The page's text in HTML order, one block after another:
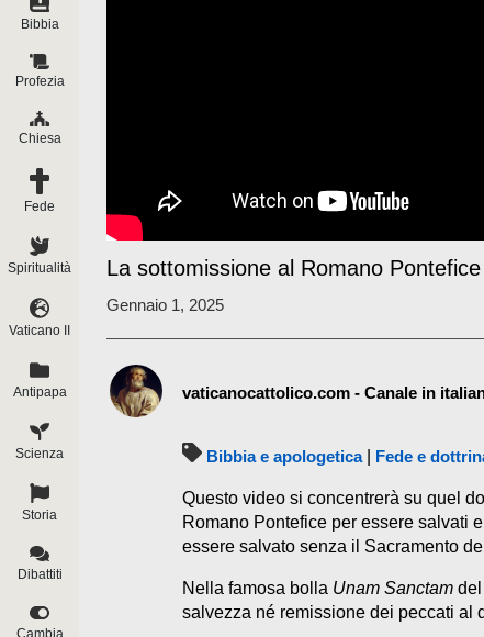
La sottomissione al Romano
Gennaio 1, 2025
vaticanocattolico.com - Canale in
Bibbia e apologetica| Fede e
Questo video si concentrerà su quel
Romano Pontefice per essere salvati
essere salvato senza il Sacramento
Nella famosa bolla Unam Sanctam
salvezza né remissione dei peccati al
Bibbia
Profezia
Chiesa
Fede
Spiritualità
Vaticano II
Antipapa
Scienza
Storia
Dibattiti
Cambia